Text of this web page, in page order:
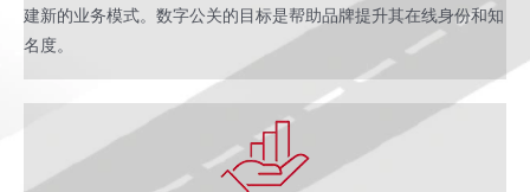
建新的业务模式。数字公关的目标是帮助品牌提升其在线身份和知
名度。